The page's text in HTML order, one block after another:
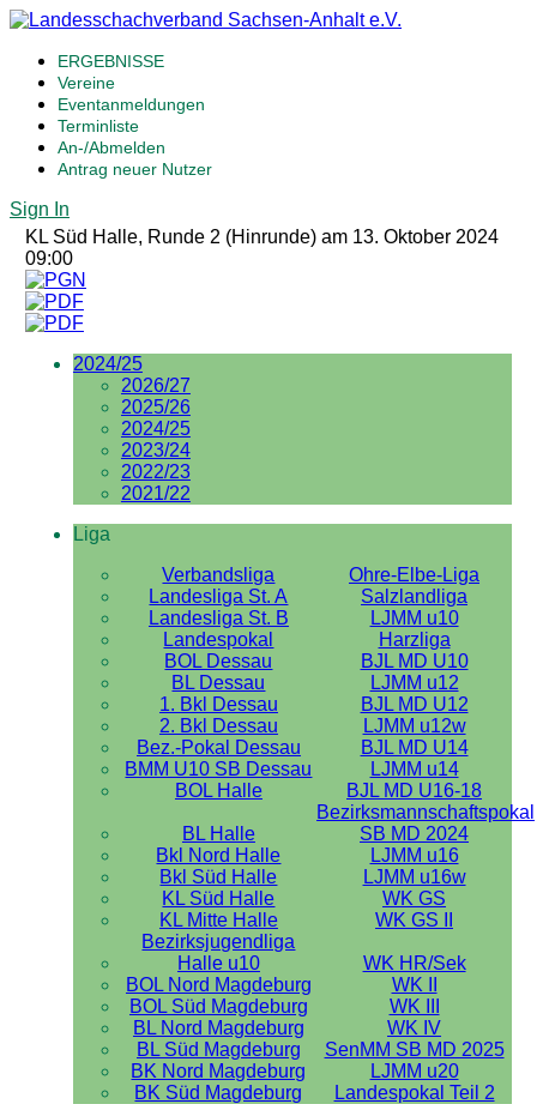
ERGEBNISSE
Vereine
Eventanmeldungen
Terminliste
An-/Abmelden
Antrag neuer Nutzer
Sign In
KL Süd Halle, Runde 2 (Hinrunde) am 13. Oktober 2024
09:00
2024/25
2026/27
2025/26
2024/25
2023/24
2022/23
2021/22
Liga
Verbandsliga
Ohre-Elbe-Liga
Landesliga St. A
Salzlandliga
Landesliga St. B
LJMM u10
Landespokal
Harzliga
BOL Dessau
BJL MD U10
BL Dessau
LJMM u12
1. Bkl Dessau
BJL MD U12
2. Bkl Dessau
LJMM u12w
Bez.-Pokal Dessau
BJL MD U14
BMM U10 SB Dessau
LJMM u14
BOL Halle
BJL MD U16-18
BL Halle
Bezirksmannschaftspokal
SB MD 2024
Bkl Nord Halle
LJMM u16
Bkl Süd Halle
LJMM u16w
KL Süd Halle
WK GS
KL Mitte Halle
WK GS II
Bezirksjugendliga
Halle u10
WK HR/Sek
BOL Nord Magdeburg
WK II
BOL Süd Magdeburg
WK III
BL Nord Magdeburg
WK IV
BL Süd Magdeburg
SenMM SB MD 2025
BK Nord Magdeburg
LJMM u20
BK Süd Magdeburg
Landespokal Teil 2